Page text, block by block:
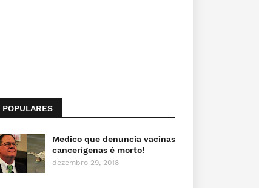
POPULARES
Medico que denuncia vacinas
cancerígenas é morto!
dezembro 29, 2018